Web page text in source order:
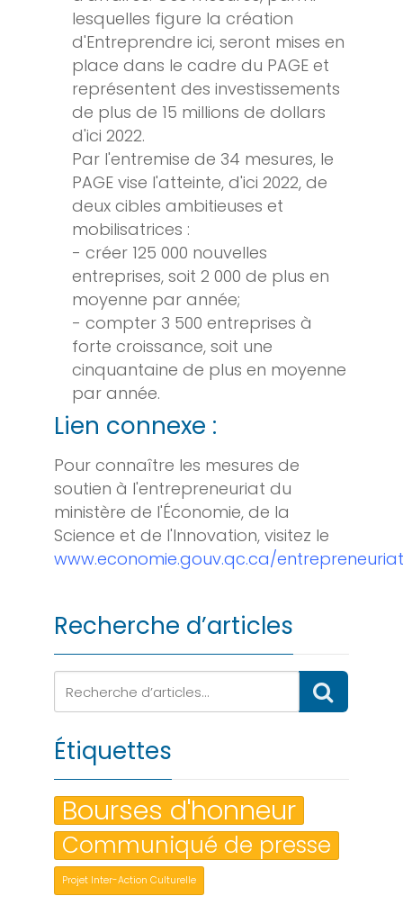
lesquelles figure la création
d'Entreprendre ici, seront mises en
place dans le cadre du PAGE et
représentent des investissements
de plus de 15 millions de dollars
d'ici 2022.
Par l'entremise de 34 mesures, le
PAGE vise l'atteinte, d'ici 2022, de
deux cibles ambitieuses et
mobilisatrices :
- créer 125 000 nouvelles
entreprises, soit 2 000 de plus en
moyenne par année;
- compter 3 500 entreprises à
forte croissance, soit une
cinquantaine de plus en moyenne
par année.
Lien connexe :
Pour connaître les mesures de
soutien à l'entrepreneuriat du
ministère de l'Économie, de la
Science et de l'Innovation, visitez le
www.economie.gouv.qc.ca/
Recherche d’articles
Étiquettes
Bourses d'honneur
Communiqué de presse
Projet Inter-Action Culturelle